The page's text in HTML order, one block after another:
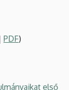
PDF)
első